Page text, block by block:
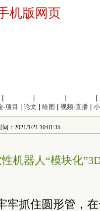
机版网页
·项目 论文 绘图 视频·直播
：2021/1/21 10:01:35
机器人“模块化
牢抓住圆形管，